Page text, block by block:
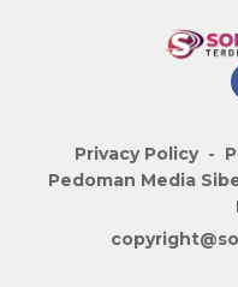
Privacy Policy
Pedoman Media